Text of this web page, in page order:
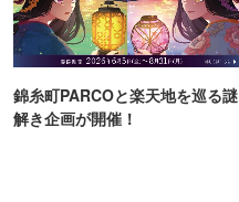
錦糸町PARCOと楽天地を巡る謎
解き企画が開催！